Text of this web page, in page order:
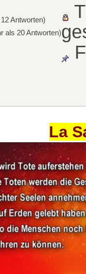
Antworten)
als 20 Antworten)
La